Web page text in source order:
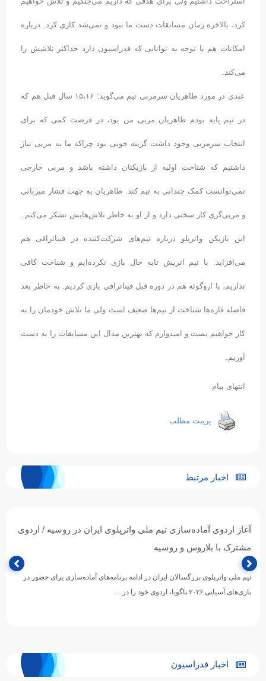
کرد، بالاخره زمان مسابقات دست ما نبود و نمی‌شد کاری کرد. درباره
امکانات هم با توجه به توانایی که فدراسیون دارد حداکثر تلاشش را
می‌کند.
عبدی در مورد طاهریان سرمربی تیم می‌گوید: ۱۵،۱۶ سال قبل هم که
در تیم پایه بودم طاهریان مربی من بود، در فرصت کمی که برای
انتخاب سرمربی وجود داشت گزینه خوبی بود چراکه ما به مربی نیاز
داشتیم که شناخت اولیه از بازیکنان داشته باشد و مربی خارجی
نمی‌توانست کمک چندانی به تیم کند. طاهریان به جهت فشار میزبانی
و مربی‌گری کار سختی دارد و از او به خاطر تلاش‌هایش تشکر می‌کنم.
این بازیکن واترپلو درباره تیم‌های شرکت‌کننده در فیناترافی هم
می‌افزاید: با تیم اتریش تابه حال بازی نکرده‌ایم و شناخت کافی
نداریم، با اروگوئه هم در دوره قبل فیناترافی بازی کردیم. به خاطر بعد
فاصله قاره‌ها شناخت از تیم‌ها ضعیف است ولی ما تلاش خودمان را به
کار خواهیم بست و امیدوارم که بهترین مدال این مسابقات را به دست
آوریم.
انتهای پیام
پرینت مطلب
اخبار مرتبط
آغاز اردوی آماده‌سازی تیم ملی واترپلوی ایران در روسیه / اردوی
مشترک با بلاروس و روسیه
تیم ملی واترپلوی بزرگسالان ایران در ادامه برنامه‌های آماده‌سازی برای حضور در
بازی‌های آسیایی ۲۰۲۶ ناگویا، اردوی خود را در…
اخبار فدراسیون